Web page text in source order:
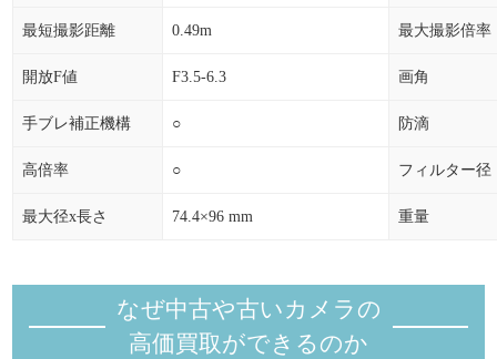
最短撮影距離 0.49m 最大撮影倍率
開放F値 F3.5-6.3 画角
手ブレ補正機構 ○ 防滴
高倍率 ○ フィルター径
最大径x長さ 74.4×96 mm 重量
なぜ中古や古いカメラの
高価買取ができるのか